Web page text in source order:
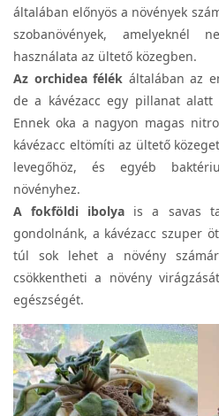
általában előnyös a növények
szobanövények, amelyeknél
használata az ültető közegben.
Az orchidea félék általában az
de a kávézacc egy pillanat alatt
Ennek oka a nagyon magas
kávézacc eltömíti az ültető
levegőhöz, és egyéb
növényhez.
A fokföldi ibolya is a savas
gondolnánk, a kávézacc szuper
túl sok lehet a növény
csökkentheti a növény
egészségét.